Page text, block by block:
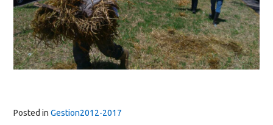
Posted in Gestion2012-2017